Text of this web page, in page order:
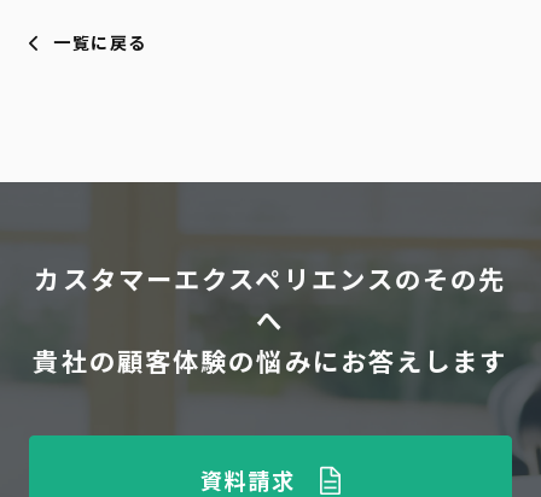
一覧に戻る
カスタマーエクスペリエンスのその先
へ
貴社の顧客体験の悩みにお答えします
資料請求